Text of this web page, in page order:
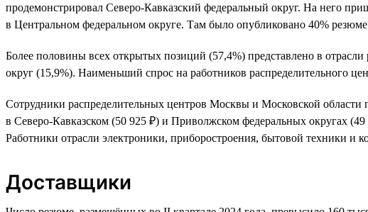
продемонстрировал Северо-Кавказский федеральный округ. На него
в Центральном федеральном округе. Там было опубликовано 40%
Более половины всех открытых позиций (57,4%) представлено в
округ (15,9%). Наименьший спрос на работников распределительного
Сотрудники распределительных центров Москвы и Московской
в Северо-Кавказском (50 925 ₽) и Приволжском федеральных округах
Работники отрасли электроники, приборостроения, бытовой техники
Доставщики